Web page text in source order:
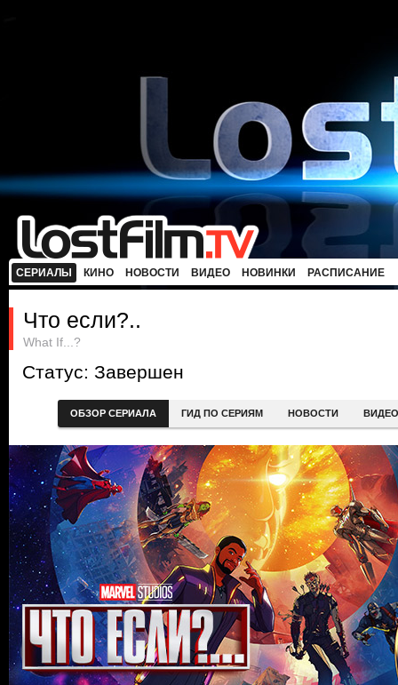
СЕРИАЛЫ КИНО НОВОСТИ ВИДЕО НОВИНКИ РАСПИСАНИЕ
Что если?..
What If...?
Статус: Завершен
ОБЗОР СЕРИАЛА ГИД ПО СЕРИЯМ НОВОСТИ ВИДЕО